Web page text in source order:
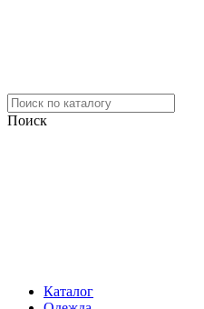
Поиск
Каталог